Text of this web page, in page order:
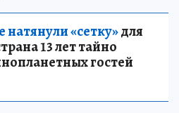
«сетку»для
13 лет тайно
гостей